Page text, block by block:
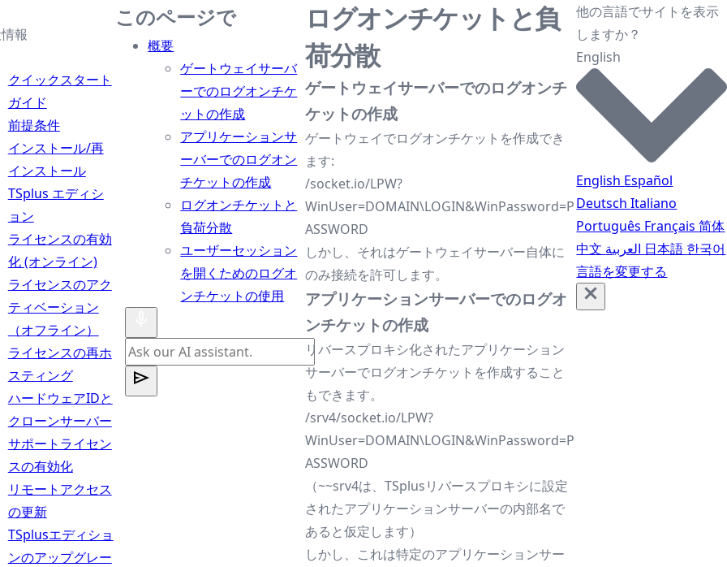
報
クイックスタート
ガイド
前提条件
インストール/再
インストール
TSplus エディシ
ョン
ライセンスの有効
化 (オンライン)
ライセンスのアク
ティベーション
（オフライン）
ライセンスの再ホ
スティング
ハードウェアIDと
クローンサーバー
サポートライセン
スの有効化
リモートアクセス
の更新
TSplusエディショ
ンのアップグレー
このページで
概要
ゲートウェイサーバ
ーでのログオンチケ
ットの作成
アプリケーションサ
ーバーでのログオン
チケットの作成
ログオンチケットと
負荷分散
ユーザーセッション
を開くためのログオ
ンチケットの使用
ログオンチケットと負
荷分散
ゲートウェイサーバーでのログオンチ
ケットの作成
ゲートウェイでログオンチケットを作成でき
ます:
/socket.io/LPW?
WinUser=DOMAIN\LOGIN&WinPassword=P
ASSWORD
しかし、それはゲートウェイサーバー自体に
のみ接続を許可します。
アプリケーションサーバーでのログオ
ンチケットの作成
リバースプロキシ化されたアプリケーション
サーバーでログオンチケットを作成すること
もできます。
/srv4/socket.io/LPW?
WinUser=DOMAIN\LOGIN&WinPassword=P
ASSWORD
（~~srv4は、TSplusリバースプロキシに設定
されたアプリケーションサーバーの内部名で
あると仮定します）
しかし、これは特定のアプリケーションサー
他の言語でサイトを表示
しますか？
English
English Español
DeutschItaliano
Português Français简体
中文
日本語 한국어
言語を変更する